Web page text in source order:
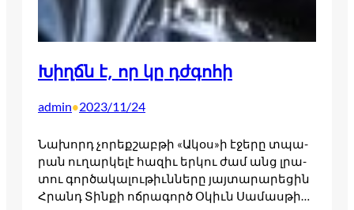
Խիղճն է, որ կը դժգոհի
admin•2023/11/24
Նախորդ չորեքշաբթի «Ակօս»ի էջերը տպա­
րան ու­ղարկե­լէ հա­զիւ եր­կու ժամ անց լրա­
տու գոր­ծա­կալու­թիւննե­րը յայ­տա­րարե­ցին
Հրանդ Տին­քի ոճ­րա­գործ Օկիւն Սա­մաս­թի…